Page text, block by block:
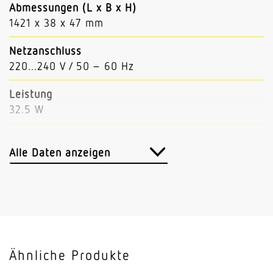
Abmessungen (L x B x H)
1421 x 38 x 47 mm
Netzanschluss
220...240 V / 50 – 60 Hz
Leistung
32.5 W
5102 lm
Alle Daten anzeigen
Ähnliche Produkte